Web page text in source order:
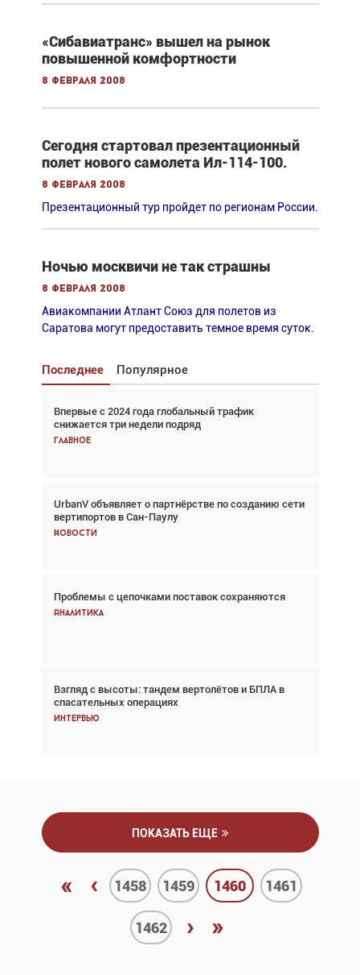
«Сибавиатранс» вышел на рынок
повышенной комфортности
8 февраля 2008
Сегодня стартовал презентационный
полет нового самолета Ил-114-100.
8 февраля 2008
Презентационный тур пройдет по регионам России.
Ночью москвичи не так страшны
8 февраля 2008
Авиакомпании Атлант Союз для полетов из
Саратова могут предоставить темное время суток.
Последнее Популярное
Впервые с 2024 года глобальный трафик
снижается три недели подряд
Главное
UrbanV объявляет о партнёрстве по созданию сети
вертипортов в Сан-Паулу
Новости
Проблемы с цепочками поставок сохраняются
Аналитика
Взгляд с высоты: тандем вертолётов и БПЛА в
спасательных операциях
Интервью
Взгляд с высоты: тандем вертолётов и БПЛА в
спасательных операциях
Главное
Авиационный фотограф Дэйв Кох: «Фотография
говорит сама за себя... а ИИ всё портит»
Новости
Впервые с 2024 года глобальный трафик
снижается три недели подряд
Частный самолёт – это актив. Подходите к
покупке соответствующим образом
Интервью
ПОКАЗАТЬ ЕЩЕ
« ‹ 1458 1459 1460 1461
1462 › »